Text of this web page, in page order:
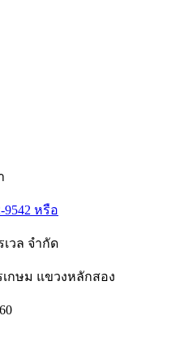
9542 หรือ
เกษม แขวงหลักสอง